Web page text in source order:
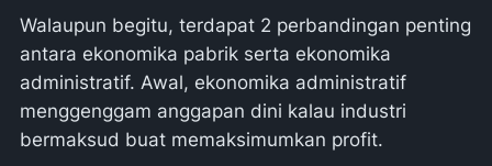
Walaupun begitu, terdapat 2 perbandingan penting
antara ekonomika pabrik serta ekonomika
administratif. Awal, ekonomika administratif
menggenggam anggapan dini kalau industri
bermaksud buat memaksimumkan profit.